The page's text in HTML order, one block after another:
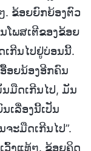
. ຂ້ອຍຍົກຍ້ອງຕົວ
ໂພສເຕີຂອງຂ້ອຍ
ກີນໄປຢູ່ບ່ອນນີ້.
ອຍນ້ອງອີກຄົນ
ມືດເກີນໄປ, ມັນ
ເລື່ອງນີ້ເປັນ
ະມືດເກີນໄປ”.
ວົ້າແທ້ໆ. ຂ້ອຍຄິດ